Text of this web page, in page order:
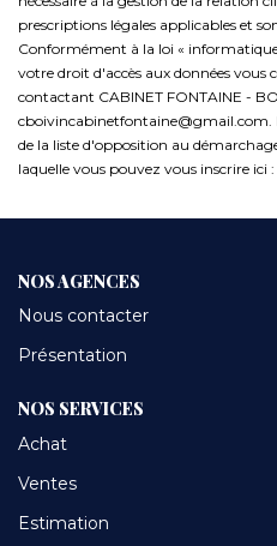
prescriptions légales applicables et
Conformément à la loi «
votre droit d'accès aux données vous
contactant CABINET FONTAINE -
cboivincabinetfontaine@gmail.com.
de la liste d'opposition au
laquelle vous pouvez vous inscrire ici :
NOS AGENCES
Nous contacter
Présentation
NOS SERVICES
Achat
Ventes
Estimation